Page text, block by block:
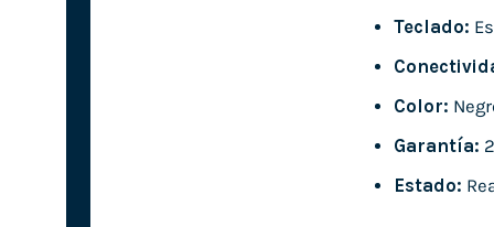
Teclado:
Color:
Garantía:
Estado: